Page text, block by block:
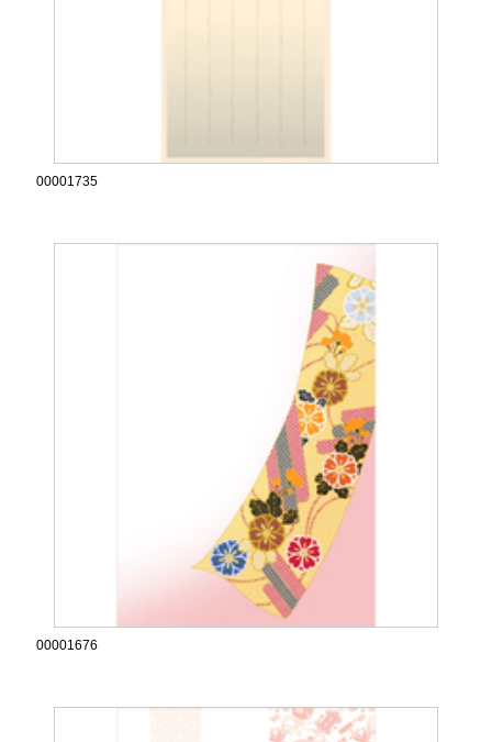
00001735
00001676